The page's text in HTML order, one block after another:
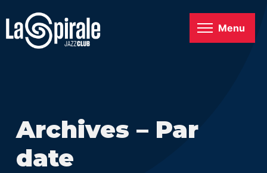
Menu
Archives – Par
date